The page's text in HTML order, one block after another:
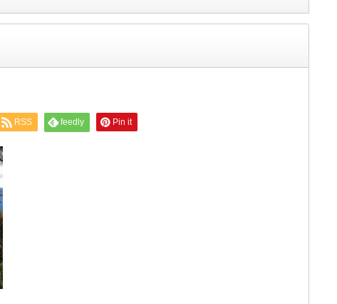
RSS feedly Pin it